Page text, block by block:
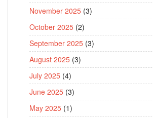
November 2025 (3)
October 2025 (2)
September 2025 (3)
August 2025 (3)
July 2025 (4)
June 2025 (3)
May 2025 (1)